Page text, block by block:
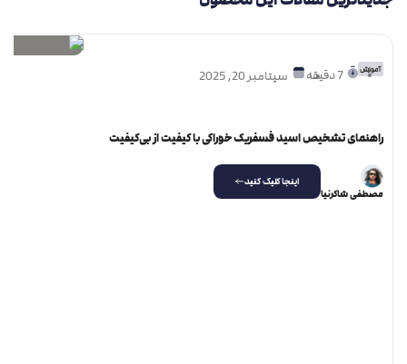
آموزش 7 دقیقه سپتامبر 20, 2025
راهنمای تشخیص اسید فسفریک خوراکی با کیفیت از بی‌کیفیت
مصطفی شاکرنیا
اینجا کلیک کنید